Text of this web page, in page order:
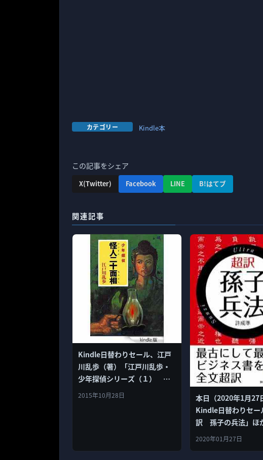
カテゴリー Kindle本
この記事をシェア
X(Twitter) Facebook LINE B!はてブ
関連記事
Kindle日替わりセール、江戸
川乱歩（著）「江戸川乱歩・
少年探偵シリーズ（１） 怪
人二十面相（ポプラ文庫クラ
2015年10月28日
本日（2020年1月27
Kindle日替わりセー
訳 孫子の兵法」ほ
2020年01月27日